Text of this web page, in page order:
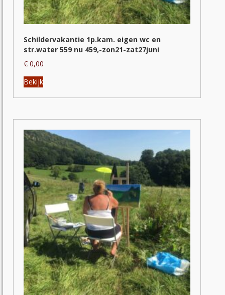
Schildervakantie 1p.kam. eigen wc en
str.water 559 nu 459,-zon21-zat27juni
€ 0,00
Bekijkproduct
heeft
variaties.
Deze
optie
kan
gekozen
worden
op
de
productpagina